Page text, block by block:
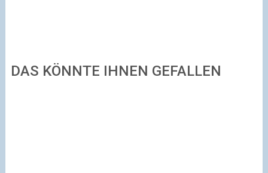
DAS KÖNNTE IHNEN GEFALLEN